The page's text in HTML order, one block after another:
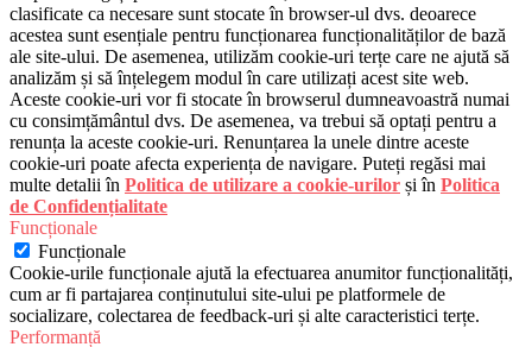
clasificate ca necesare sunt stocate în browser-ul dvs. deoarece
acestea sunt esențiale pentru funcționarea funcționalităților de bază
ale site-ului. De asemenea, utilizăm cookie-uri terțe care ne ajută să
analizăm și să înțelegem modul în care utilizați acest site web.
Aceste cookie-uri vor fi stocate în browserul dumneavoastră numai
cu consimțământul dvs. De asemenea, va trebui să optați pentru a
renunța la aceste cookie-uri. Renunțarea la unele dintre aceste
cookie-uri poate afecta experiența de navigare. Puteți regăsi mai
multe detalii în Politica de utilizare a cookie-urilor și în Politica
de Confidențialitate
Funcționale
Funcționale
Cookie-urile funcționale ajută la efectuarea anumitor funcționalități,
cum ar fi partajarea conținutului site-ului pe platformele de
socializare, colectarea de feedback-uri și alte caracteristici terțe.
Performanță